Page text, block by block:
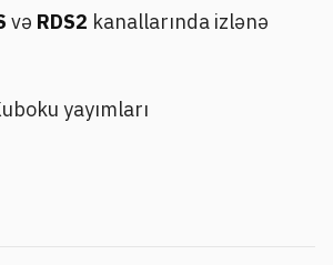
və RDS2 kanallarında izlənə
yayımları